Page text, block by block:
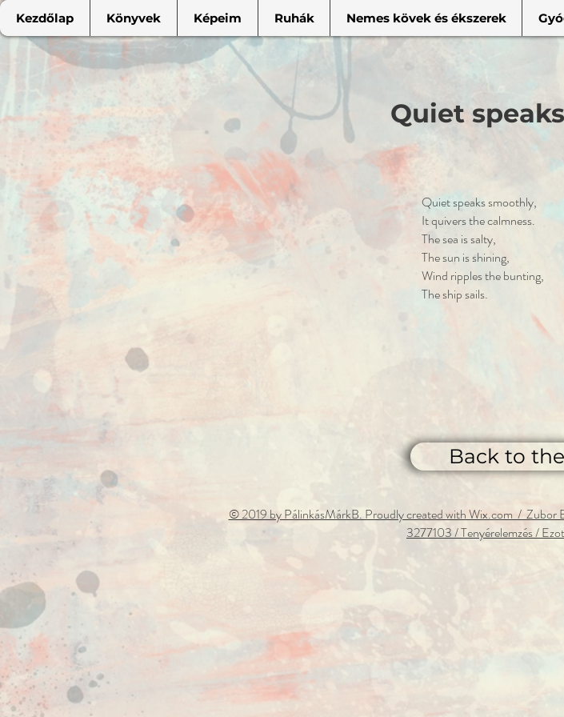
Kezdőlap Könyvek Képeim Ruhák Nemes kövek és ékszerek
Quiet
Quiet speaks smoothly,
It quivers the calmness.
The sea is salty,
The sun is shining,
Wind ripples the bunting,
The ship sails.
Back to
© 2019 by PálinkásMárkB. Proudly created with Wix.com /
3277103 / Tenyérelemzés/